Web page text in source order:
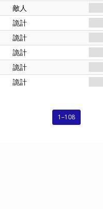
敵人
詭計
詭計
詭計
詭計
詭計
1–108